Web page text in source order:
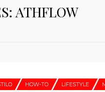
ATHFLOW
HOW-TO LIFESTYLE